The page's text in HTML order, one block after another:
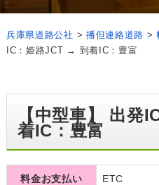
兵庫県道路公社 > 播但連絡道路 >
IC：姫路JCT → 到着IC：豊富
【中型車】 出発
着IC：豊富
料金お支払い ETC